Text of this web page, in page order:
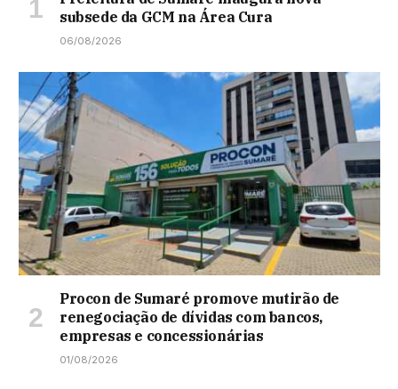
subsede da GCM na Área Cura
06/08/2026
Procon de Sumaré promove mutirão de
renegociação de dívidas com bancos,
empresas e concessionárias
01/08/2026